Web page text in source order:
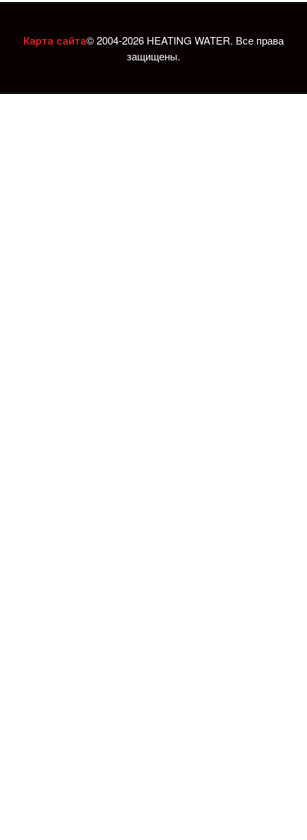
Карта сайта© 2004-2026 HEATING WATER. Все права
защищены.